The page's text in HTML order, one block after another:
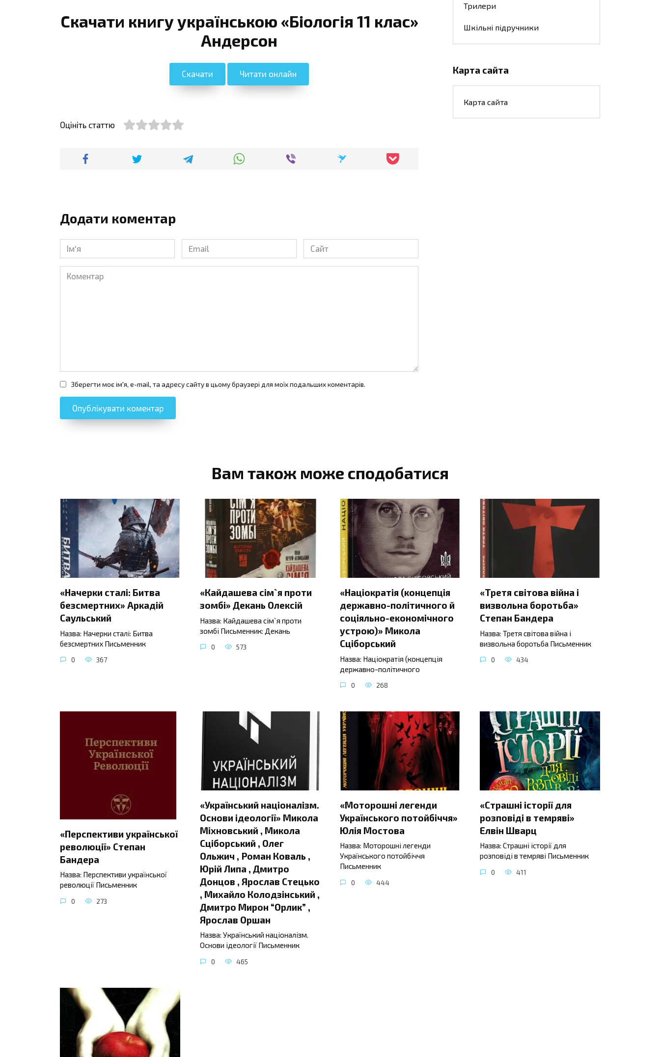
Скачати книгу українською «Біологія 11 клас»
Андерсон
Скачати Читати онлайн
Оцініть статтю
Додати коментар
Ім'я
Email
Сайт
Коментар
Зберегти моє ім'я, e-mail, та адресу сайту в цьому браузері для моїх подальших коментарів.
Трилери
Шкільні підручники
Карта сайта
Карта сайта
Вам також може сподобатися
«Начерки сталі: Битва
безсмертних» Аркадій
Саульський
Назва: Начерки сталі: Битва
безсмертних Письменник
0 367
«Кайдашева сім`я проти
зомбі» Декань Олексій
Назва: Кайдашева сім`я проти
зомбі Письменник: Декань
0 573
«Націократія (концепція
державно-політичного й
соціяльно-економічного
устрою)» Микола
Сціборський
Назва: Націократія (концепція
державно-політичного
0 268
«Третя світова війна і
визвольна боротьба»
Степан Бандера
Назва: Третя світова війна і
визвольна боротьба Письменник
0 434
«Перспективи української
революції» Степан
Бандера
Назва: Перспективи української
революції Письменник
0 273
«Український націоналізм.
Основи ідеології» Микола
Міхновський , Микола
Сціборський , Олег
Ольжич , Роман Коваль ,
Юрій Липа , Дмитро
Донцов , Ярослав Стецько
, Михайло Колодзінський ,
Дмитро Мирон “Орлик” ,
Ярослав Оршан
Назва: Український націоналізм.
Основи ідеології Письменник
0 465
«Моторошні легенди
Українського потойбіччя»
Юлія Мостова
Назва: Моторошні легенди
Українського потойбіччя
Письменник
0 444
«Страшні історії для
розповіді в темряві»
Елвін Шварц
Назва: Страшні історії для
розповіді в темряві Письменник
0 411